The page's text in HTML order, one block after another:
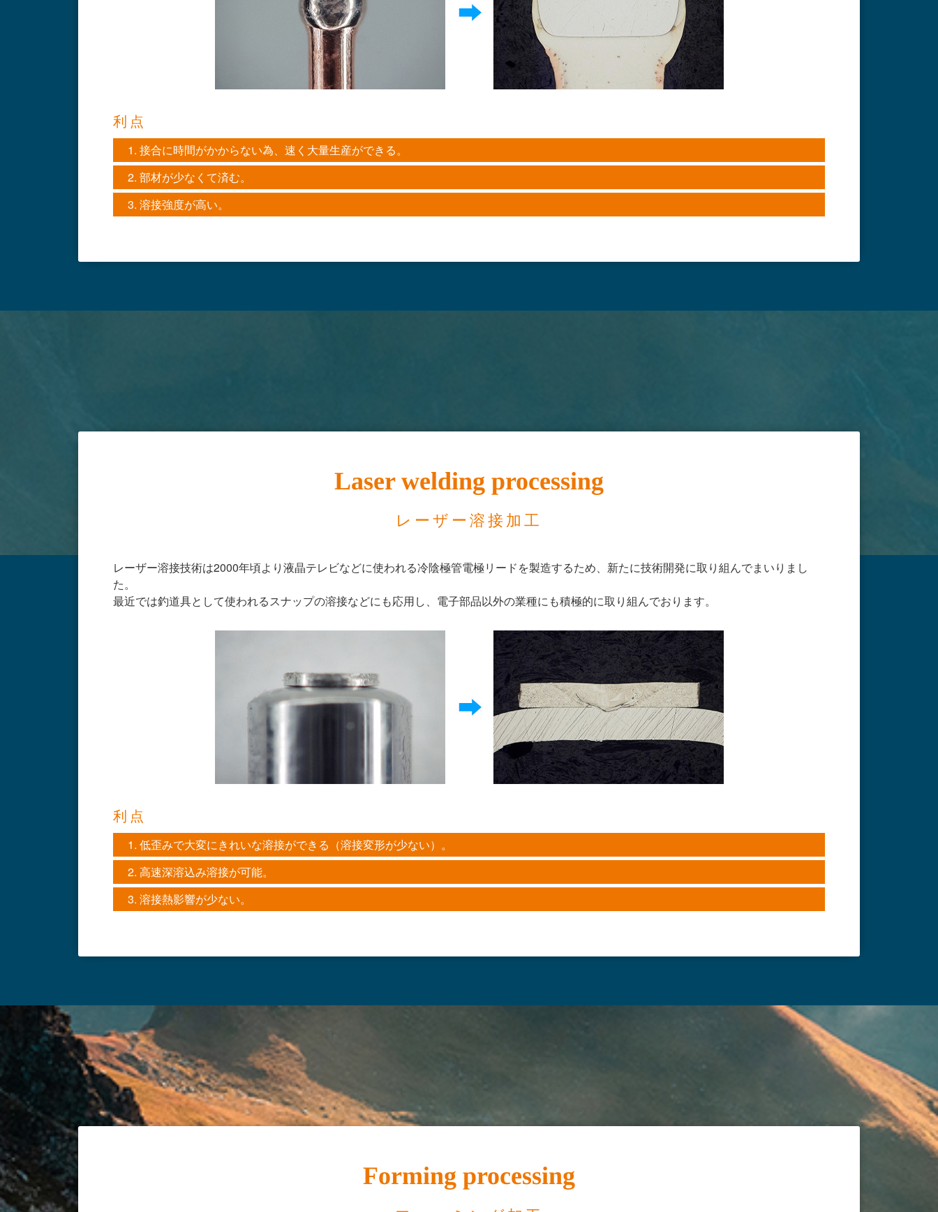
利点
接合に時間がかからない為、速く大量生産ができる。
部材が少なくて済む。
溶接強度が高い。
Laser welding processing
レーザー溶接加工
レーザー溶接技術は2000年頃より液晶テレビなどに使われる冷陰極管電極リードを製造するため、新たに技術開発に取り組んでまいりまし
た。
最近では釣道具として使われるスナップの溶接などにも応用し、電子部品以外の業種にも積極的に取り組んでおります。
利点
低歪みで大変にきれいな溶接ができる（溶接変形が少ない）。
高速深溶込み溶接が可能。
溶接熱影響が少ない。
Forming processing